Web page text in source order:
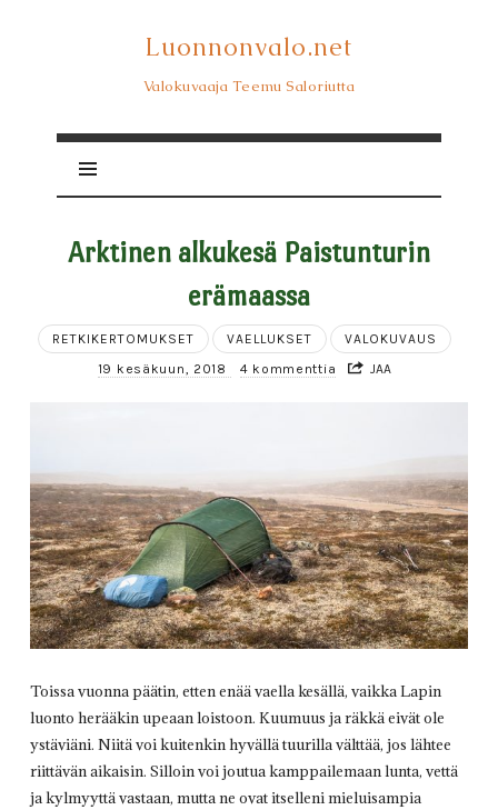
Luonnonvalo.net
Luonnonvalo.net
Valokuvaaja Teemu Saloriutta
Arktinen alkukesä Paistunturin
erämaassa
RETKIKERTOMUKSET VAELLUKSET
VALOKUVAUS
19 kesäkuun, 2018
4 kommenttia JAA
Toissa vuonna päätin, etten enää vaella kesällä, vaikka Lapin
luonto herääkin upeaan loistoon. Kuumuus ja räkkä eivät ole
ystäviäni. Niitä voi kuitenkin hyvällä tuurilla välttää, jos lähtee
riittävän aikaisin. Silloin voi joutua kamppailemaan lunta, vettä
ja kylmyyttä vastaan, mutta ne ovat itselleni mieluisampia